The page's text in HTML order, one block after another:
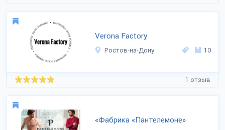
Verona Factory
Ростов-на-Дону 10
1 отзыв
«Фабрика «Пантелемоне»